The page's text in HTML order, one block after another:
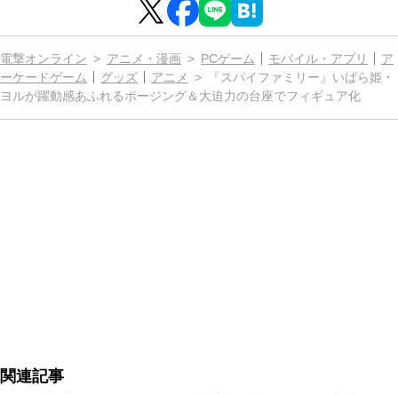
電撃オンライン アニメ・漫画 PCゲーム モバイル・アプリ
ア
ーケードゲーム
グッズ アニメ
『スパイファミリー』いばら姫・
ヨルが躍動感あふれるポージング＆大迫力の台座でフィギュア化
関連記事